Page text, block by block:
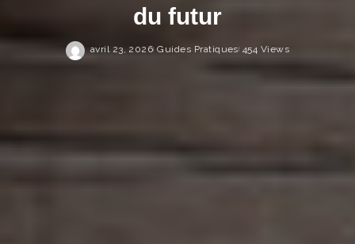
du futur
avril 23, 2026 Guides Pratiques 454 Views